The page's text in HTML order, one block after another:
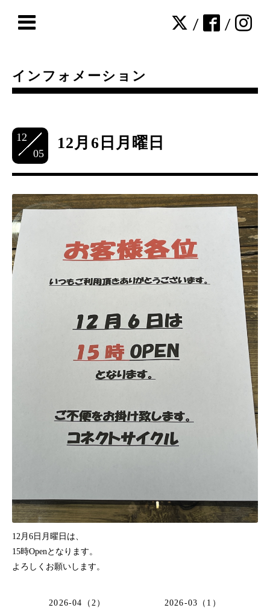
/ /
インフォメーション
12
05
12月6日月曜日
12月6日月曜日は、
15時Openとなります。
よろしくお願いします。
2026-04（2） 2026-03（1）